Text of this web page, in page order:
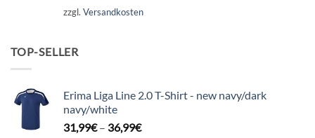
zzgl. Versandkosten
TOP-SELLER
Erima Liga Line 2.0 T-Shirt - new navy/dark
navy/white
31,99€– 36,99€